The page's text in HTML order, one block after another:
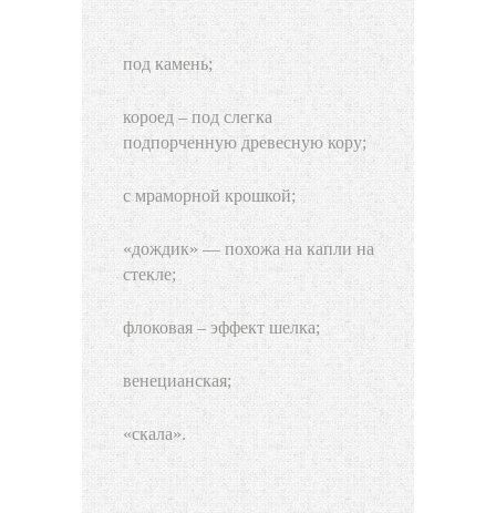
под камень;
короед – под слегка
подпорченную древесную кору;
с мраморной крошкой;
«дождик» — похожа на капли на
стекле;
флоковая – эффект шелка;
венецианская;
«скала».